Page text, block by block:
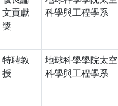
文貢獻
獎
科學與工程學系
特聘教
授
地球科學學院太空
科學與工程學系